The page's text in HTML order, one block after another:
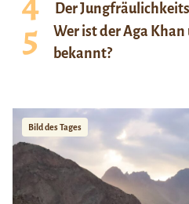
Der
Wer ist der Aga
bekannt?
Bild des Tages